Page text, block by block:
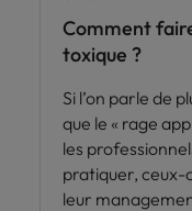
Comment
toxique ?
Si l’on parle de
que le « rage
les
pratiquer, ceux-
leur